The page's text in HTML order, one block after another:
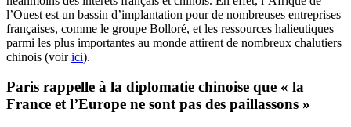
l’Ouest est un bassin d’implantation pour de nombreuses entreprises
françaises, comme le groupe Bolloré, et les ressources halieutiques
parmi les plus importantes au monde attirent de nombreux chalutiers
chinois (voirici).
Paris rappelle à la diplomatie chinoise que « la
France et l’Europe ne sont pas des paillassons »